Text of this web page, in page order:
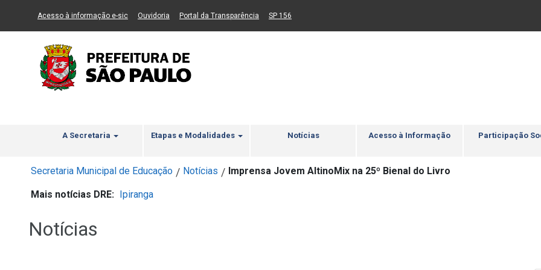
Ir ao Conteúdo Ir para menu principal 2 Ir para busca Ir para rodapé
Acesso à informação e-sic(Link para um novo sítio)
Ouvidoria (Link para um novo sítio)
Portal da Transparência (Link para um novo sítio)
SP 156
A Secretaria Etapas e Modalidades Notícias Acesso à Informação Participação
Secretaria Municipal de Educação / Notícias / Imprensa Jovem AltinoMix na 25º Bienal do Livro
Mais notícias DRE: Ipiranga
Notícias